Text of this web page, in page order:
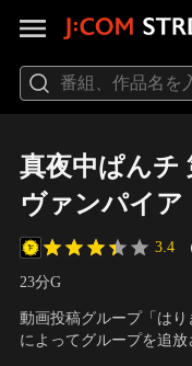
真夜中ぱんチ
ヴァンパイア
3.4
23分G
動画投稿グループ「は
によってグループを追